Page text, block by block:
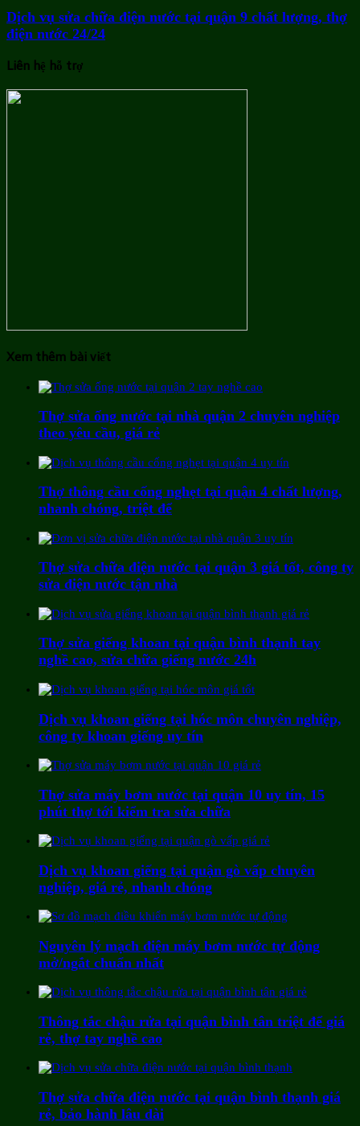
Dịch vụ sửa chữa điện nước tại quận 9 chất lượng, thợ
điện nước 24/24
Liên hệ hỗ trợ
Xem thêm bài viết
Thợ sửa ống nước tại nhà quận 2 chuyên nghiệp
theo yêu cầu, giá rẻ
Thợ thông cầu cống nghẹt tại quận 4 chất lượng,
nhanh chóng, triệt để
Thợ sửa chữa điện nước tại quận 3 giá tốt, công ty
sửa điện nước tận nhà
Thợ sửa giếng khoan tại quận bình thạnh tay
nghề cao, sửa chữa giếng nước 24h
Dịch vụ khoan giếng tại hóc môn chuyên nghiệp,
công ty khoan giếng uy tín
Thợ sửa máy bơm nước tại quận 10 uy tín, 15
phút thợ tới kiểm tra sửa chữa
Dịch vụ khoan giếng tại quận gò vấp chuyên
nghiệp, giá rẻ, nhanh chóng
Nguyên lý mạch điện máy bơm nước tự động
mở/ngắt chuẩn nhất
Thông tắc chậu rửa tại quận bình tân triệt để giá
rẻ, thợ tay nghề cao
Thợ sửa chữa điện nước tại quận bình thạnh giá
rẻ, bảo hành lâu dài